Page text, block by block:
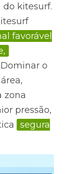
kitesurf.
favorável
o
zona
pressão,
segura